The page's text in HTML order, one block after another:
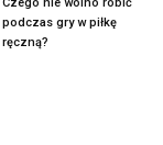
Czego nie wolno robić
podczas gry w piłkę
ręczną?